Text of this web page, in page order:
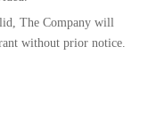
The Company will
without prior notice.